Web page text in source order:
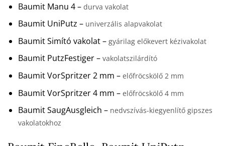
Baumit Manu 4 – durva vakolat
Baumit UniPutz – univerzális alapvakolat
Baumit Simító vakolat – gyárilag előkevert kézivakolat
Baumit PutzFestiger – vakolatszilárdító
Baumit VorSpritzer 2 mm – előfröcskölő 2 mm
Baumit VorSpritzer 4 mm – előfröcskölő 4 mm
Baumit SaugAusgleich – nedvszívás-kiegyenlítő gipszes
vakolatokhoz